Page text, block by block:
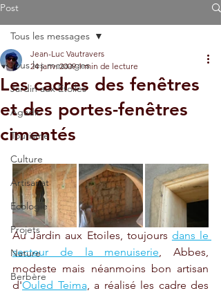
Post
Tous les messages
Jardin aux Etoiles
Agadir
Tourisme
Culture
Artisanat
Ecologie
Projets
Nature
Berbère
Tous les messages
Les cadres des fenêtres
et des portes-fenêtres
cimentés
Jean-Luc Vautravers
24 janv. 2009 1 min de lecture
Au Jardin aux Etoiles, toujours dans le
secteur de la menuiserie, Abbes,
modeste mais néanmoins bon artisan
d'Ouled Teima, a réalisé les cadre des